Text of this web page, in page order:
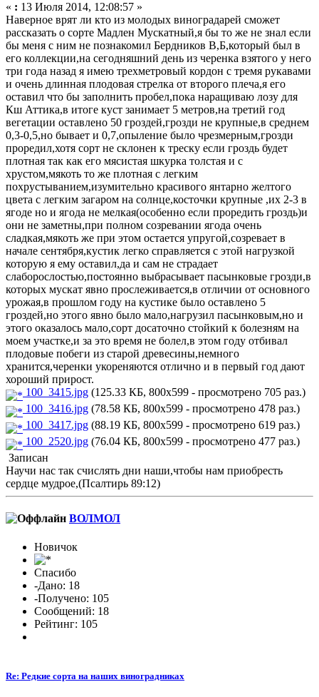
« : 13 Июля 2014, 12:08:57 »
Наверное врят ли кто из молодых виноградарей сможет
рассказать о сорте Мадлен Мускатный,я бы то же не знал если
бы меня с ним не познакомил Бердников В,Б,который был в
его коллекции,на сегодняшний день из черенка взятого у него
три года назад я имею трехметровый кордон с тремя рукавами
и очень длинная плодовая стрелка от второго плеча,я его
оставил что бы заполнить пробел,пока наращиваю лозу для
Кш Аттика,в итоге куст занимает 5 метров,на третий год
вегетации оставлено 50 гроздей,грозди не крупные,в среднем
0,3-0,5,но бывает и 0,7,опыление было чрезмерным,грозди
проредил,хотя сорт не склонен к треску если гроздь будет
плотная так как его мясистая шкурка толстая и с
хрустом,мякоть то же плотная с легким
похрустыванием,изумительно красивого янтарно желтого
цвета с легким загаром на солнце,косточки крупные ,их 2-3 в
ягоде но и ягода не мелкая(особенно если проредить гроздь)и
они не заметны,при полном созревании ягода очень
сладкая,мякоть же при этом остается упругой,созревает в
начале сентября,кустик легко справляется с этой нагрузкой
которую я ему оставил,да и сам не страдает
слаборослостью,постоянно выбрасывает пасынковые грозди,в
которых мускат явно прослеживается,в отличии от основного
урожая,в прошлом году на кустике было оставлено 5
гроздей,но этого явно было мало,нагрузил пасынковым,но и
этого оказалось мало,сорт досаточно стойкий к болезням на
моем участке,и за это время не болел,в этом году отбивал
плодовые побеги из старой древесины,немного
хранится,черенки укореняются отлично и в первый год дают
хороший прирост.
100_3415.jpg (125.33 КБ, 800x599 - просмотрено 705 раз.)
100_3416.jpg (78.58 КБ, 800x599 - просмотрено 478 раз.)
100_3417.jpg (88.19 КБ, 800x599 - просмотрено 619 раз.)
100_2520.jpg (76.04 КБ, 800x599 - просмотрено 477 раз.)
Записан
Научи нас так счислять дни наши,чтобы нам приобресть
сердце мудрое,(Псалтирь 89:12)
ВОЛМОЛ
Новичок
Спасибо
-Дано: 18
-Получено: 105
Сообщений: 18
Рейтинг: 105
Re: Редкие сорта на наших виноградниках